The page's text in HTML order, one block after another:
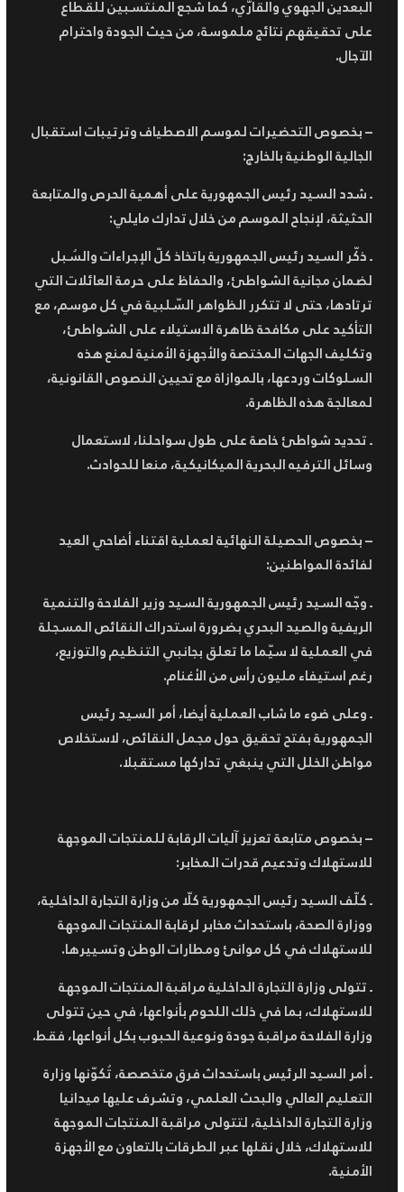
البعدين الجهوي والقارّي، كما شجع المنتسبين للقطاع
على تحقيقهم نتائج ملموسة، من حيث الجودة واحترام
الآجال.
– بخصوص التحضيرات لموسم الاصطياف وترتيبات استقبال
الجالية الوطنية بالخارج:
ـ شدد السيد رئيس الجمهورية على أهمية الحرص والمتابعة
الحثيثة، لإنجاح الموسم من خلال تدارك مايلي:
ـ ذكّر السيد رئيس الجمهورية باتخاذ كلّ الإجراءات والسُبل
لضمان مجانية الشواطئ، والحفاظ على حرمة العائلات التي
ترتادها، حتى لا تتكرر الظواهر السّلبية في كل موسم، مع
التأكيد على مكافحة ظاهرة الاستيلاء على الشواطئ،
وتكليف الجهات المختصة والأجهزة الأمنية لمنع هذه
السلوكات وردعها، بالموازاة مع تحيين النصوص القانونية،
لمعالجة هذه الظاهرة.
ـ تحديد شواطئ خاصة على طول سواحلنا، لاستعمال
وسائل الترفيه البحرية الميكانيكية، منعا للحوادث.
– بخصوص الحصيلة النهائية لعملية اقتناء أضاحي العيد
لفائدة المواطنين:
ـ وجّه السيد رئيس الجمهورية السيد وزير الفلاحة والتنمية
الريفية والصيد البحري بضرورة استدراك النقائص المسجلة
في العملية لا سيّما ما تعلق بجانبي التنظيم والتوزيع،
رغم استيفاء مليون رأس من الأغنام.
ـ وعلى ضوء ما شاب العملية أيضا، أمر السيد رئيس
الجمهورية بفتح تحقيق حول مجمل النقائص، لاستخلاص
مواطن الخلل التي ينبغي تداركها مستقبلا.
– بخصوص متابعة تعزيز آليات الرقابة للمنتجات الموجهة
للاستهلاك وتدعيم قدرات المخابر:
ـ كلّف السيد رئيس الجمهورية كلّا من وزارة التجارة الداخلية،
ووزارة الصحة، باستحداث مخابر لرقابة المنتجات الموجهة
للاستهلاك في كل موانئ ومطارات الوطن وتسييرها.
ـ تتولى وزارة التجارة الداخلية مراقبة المنتجات الموجهة
للاستهلاك، بما في ذلك اللحوم بأنواعها، في حين تتولى
وزارة الفلاحة مراقبة جودة ونوعية الحبوب بكل أنواعها، فقط.
ـ أمر السيد الرئيس باستحداث فرق متخصصة، تُكوّنها وزارة
التعليم العالي والبحث العلمي، وتشرف عليها ميدانيا
وزارة التجارة الداخلية، لتتولى مراقبة المنتجات الموجهة
للاستهلاك، خلال نقلها عبر الطرقات بالتعاون مع الأجهزة
الأمنية.